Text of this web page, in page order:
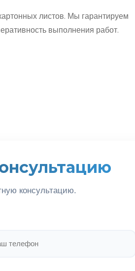
листов. Мы гарантируем
выполнения работ.
консультацию.